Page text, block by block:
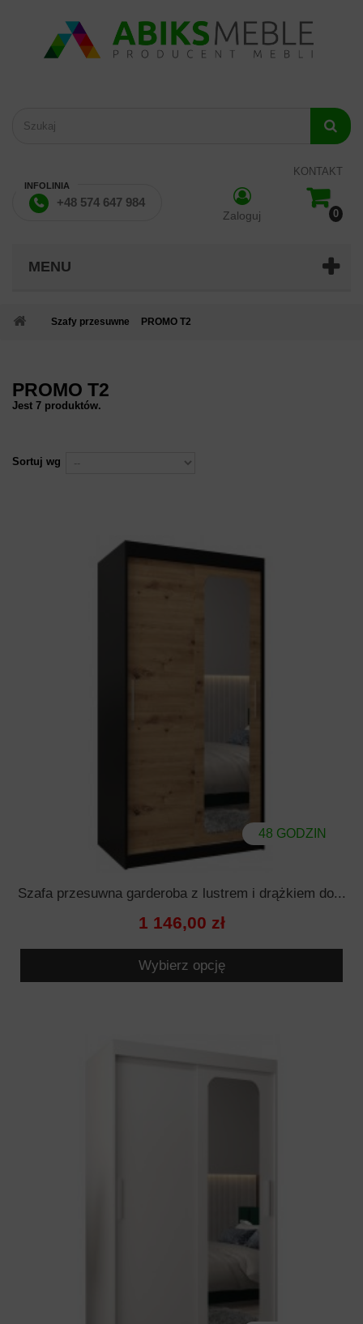
INFOLINIA
+48 574 647 984
Zaloguj 0
KONTAKT
MENU
Szafy przesuwne PROMO T2
PROMO T2
Jest 7 produktów.
Sortuj wg
48 GODZIN
Szafa przesuwna garderoba z lustrem i drążkiem do...
1 146,00 zł
Wybierz opcję